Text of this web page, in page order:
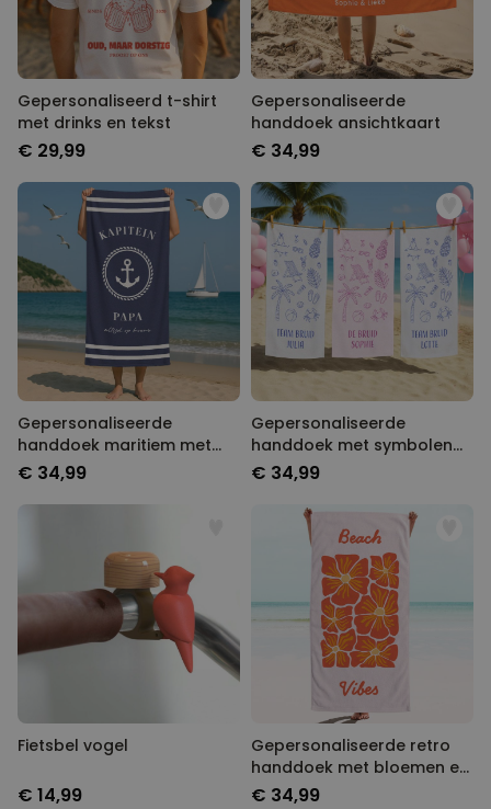
Gepersonaliseerd t-shirt
met drinks en tekst
€ 29,99
Gepersonaliseerde
handdoek ansichtkaart
€ 34,99
Gepersonaliseerde
handdoek maritiem met
tekst
€ 34,99
Gepersonaliseerde
handdoek met symbolen
en tekst
€ 34,99
Fietsbel vogel
€ 14,99
Gepersonaliseerde retro
handdoek met bloemen en
tekst
€ 34,99